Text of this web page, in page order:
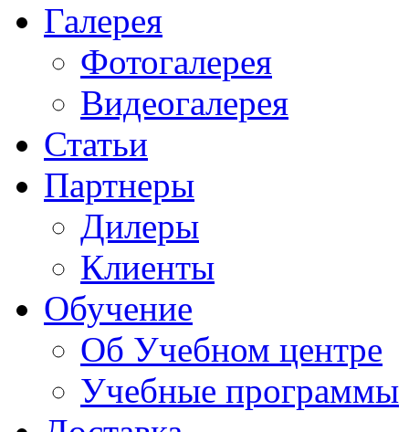
Галерея
Фотогалерея
Видеогалерея
Статьи
Партнеры
Дилеры
Клиенты
Обучение
Об Учебном центре
Учебные программы